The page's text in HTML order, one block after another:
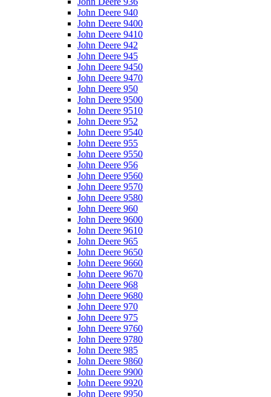
John Deere 940
John Deere 9400
John Deere 9410
John Deere 942
John Deere 945
John Deere 9450
John Deere 9470
John Deere 950
John Deere 9500
John Deere 9510
John Deere 952
John Deere 9540
John Deere 955
John Deere 9550
John Deere 956
John Deere 9560
John Deere 9570
John Deere 9580
John Deere 960
John Deere 9600
John Deere 9610
John Deere 965
John Deere 9650
John Deere 9660
John Deere 9670
John Deere 968
John Deere 9680
John Deere 970
John Deere 975
John Deere 9760
John Deere 9780
John Deere 985
John Deere 9860
John Deere 9900
John Deere 9920
John Deere 9950